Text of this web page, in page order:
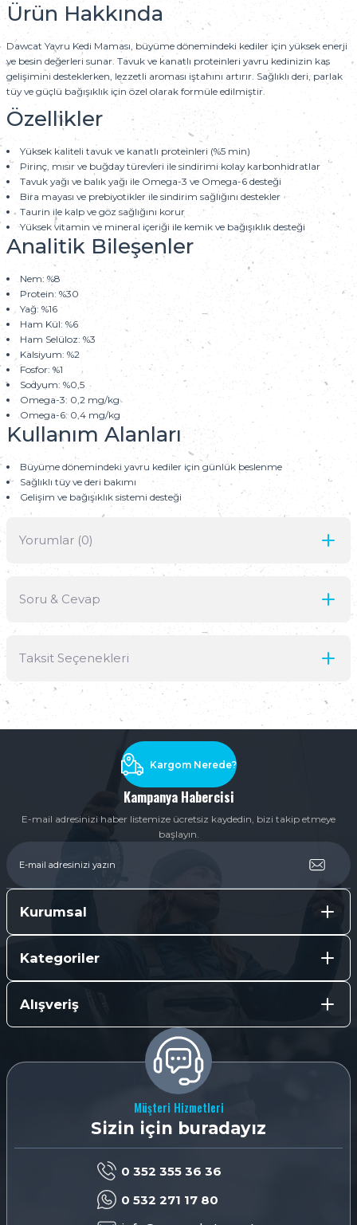
Ürün Hakkında
Dawcat Yavru Kedi Maması, büyüme dönemindeki kediler için yüksek enerji
ve besin değerleri sunar. Tavuk ve kanatlı proteinleri yavru kedinizin kas
gelişimini desteklerken, lezzetli aroması iştahını artırır. Sağlıklı deri, parlak
tüy ve güçlü bağışıklık için özel olarak formüle edilmiştir.
Özellikler
Yüksek kaliteli tavuk ve kanatlı proteinleri (%5 min)
Pirinç, mısır ve buğday türevleri ile sindirimi kolay karbonhidratlar
Tavuk yağı ve balık yağı ile Omega-3 ve Omega-6 desteği
Bira mayası ve prebiyotikler ile sindirim sağlığını destekler
Taurin ile kalp ve göz sağlığını korur
Yüksek vitamin ve mineral içeriği ile kemik ve bağışıklık desteği
Analitik Bileşenler
Nem: %8
Protein: %30
Yağ: %16
Ham Kül: %6
Ham Selüloz: %3
Kalsiyum: %2
Fosfor: %1
Sodyum: %0,5
Omega-3: 0,2 mg/kg
Omega-6: 0,4 mg/kg
Kullanım Alanları
Büyüme dönemindeki yavru kediler için günlük beslenme
Sağlıklı tüy ve deri bakımı
Gelişim ve bağışıklık sistemi desteği
Yorumlar (0)
Soru & Cevap
Taksit Seçenekleri
Kampanya Habercisi
E-mail adresinizi haber listemize ücretsiz kaydedin, bizi takip etmeye
başlayın.
Kargom Nerede?
Kurumsal
Kategoriler
Alışveriş
Müşteri Hizmetleri
Sizin için buradayız
0 352 355 36 36
0 532 271 17 80